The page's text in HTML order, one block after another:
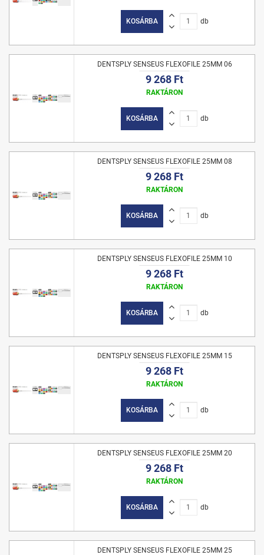
KOSÁRBA db
DENTSPLY SENSEUS FLEXOFILE 25MM 06
9 268 Ft
RAKTÁRON
KOSÁRBA db
DENTSPLY SENSEUS FLEXOFILE 25MM 08
9 268 Ft
RAKTÁRON
KOSÁRBA db
DENTSPLY SENSEUS FLEXOFILE 25MM 10
9 268 Ft
RAKTÁRON
KOSÁRBA db
DENTSPLY SENSEUS FLEXOFILE 25MM 15
9 268 Ft
RAKTÁRON
KOSÁRBA db
DENTSPLY SENSEUS FLEXOFILE 25MM 20
9 268 Ft
RAKTÁRON
KOSÁRBA db
DENTSPLY SENSEUS FLEXOFILE 25MM 25